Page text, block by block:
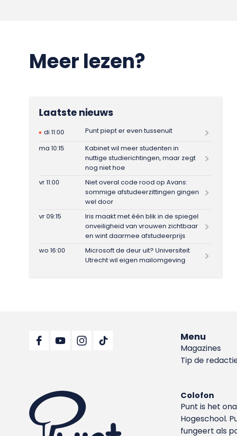
Meer lezen?
Laatste nieuws
di 11:00
Punt piept er even tussenuit
ma 10:15
Kabinet wil meer studenten in
nuttige studierichtingen, maar zegt
nog niet hoe
vr 11:00
Niet overal code rood op Avans:
sommige afstudeerzittingen gingen
wel door
vr 09:15
Iris maakt met één blik in de spiegel
onveiligheid van vrouwen zichtbaar
en wint daarmee afstudeerprijs
wo 16:00
Microsoft de deur uit? Universiteit
Utrecht wil eigen mailomgeving
Menu
Magazines
Tip de
Colofon
Punt is het
Hoge­school.
fungeert als